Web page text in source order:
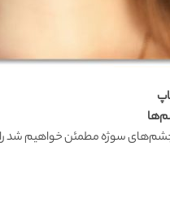
سوژه مطمئن خواهیم شد